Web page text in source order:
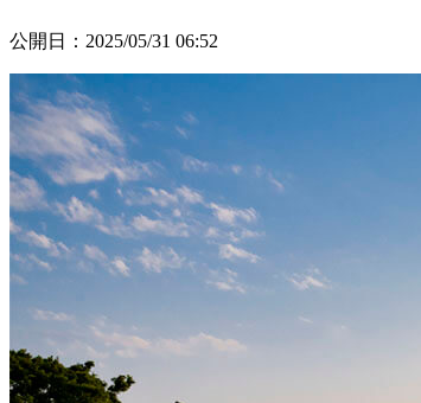
公開日 ： 2025/05/31 06:52